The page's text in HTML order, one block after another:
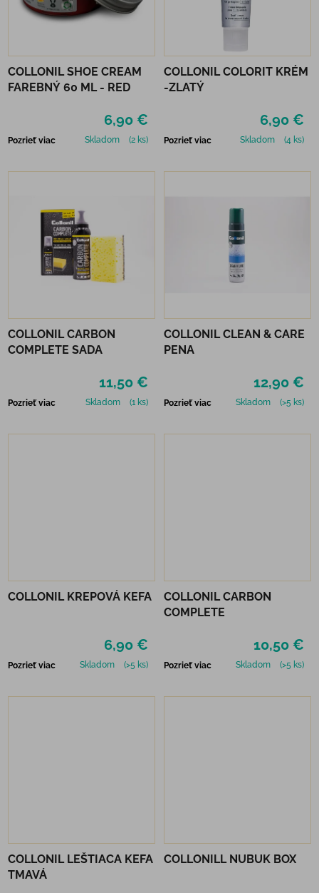
COLLONIL SHOE CREAM
FAREBNÝ 60 ML - RED
6,90 €
Pozrieť viac Skladom (2 ks)
COLLONIL COLORIT KRÉM
-ZLATÝ
6,90 €
Pozrieť viac Skladom (4 ks)
COLLONIL CARBON
COMPLETE SADA
11,50 €
Pozrieť viac Skladom (1 ks)
COLLONIL CLEAN & CARE
PENA
12,90 €
Pozrieť viac Skladom (>5 ks)
COLLONIL KREPOVÁ KEFA
6,90 €
Pozrieť viac Skladom (>5 ks)
COLLONIL CARBON
COMPLETE
10,50 €
Pozrieť viac Skladom (>5 ks)
COLLONIL LEŠTIACA KEFA
TMAVÁ
COLLONILL NUBUK BOX